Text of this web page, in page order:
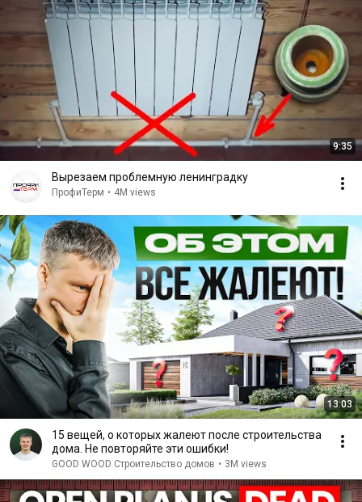
9:35
Вырезаем проблемную ленинградку
ПрофиТерм • 4M views
13:03
15 вещей, о которых жалеют после строительства
дома. Не повторяйте эти ошибки!
GOOD WOOD Строительство домов • 3M views